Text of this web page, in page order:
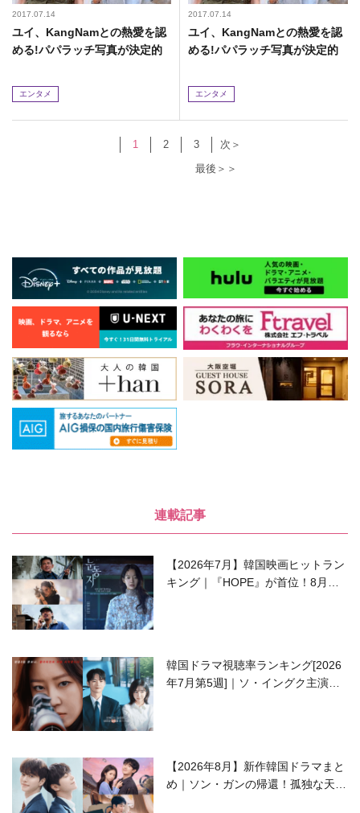
2017.07.14
ユイ、KangNamとの熱愛を認
める!パパラッチ写真が決定的
エンタメ
2017.07.14
ユイ、KangNamとの熱愛を認
める!パパラッチ写真が決定的
エンタメ
1 2 3
次＞
最後＞＞
連載記事
【2026年7月】韓国映画ヒットラン
キング｜『HOPE』が首位！8月公
韓国ドラマ視聴率ランキング[2026
年7月第5週]｜ソ・イングク主演の
【2026年8月】新作韓国ドラマまと
め｜ソン・ガンの帰還！孤独な天才